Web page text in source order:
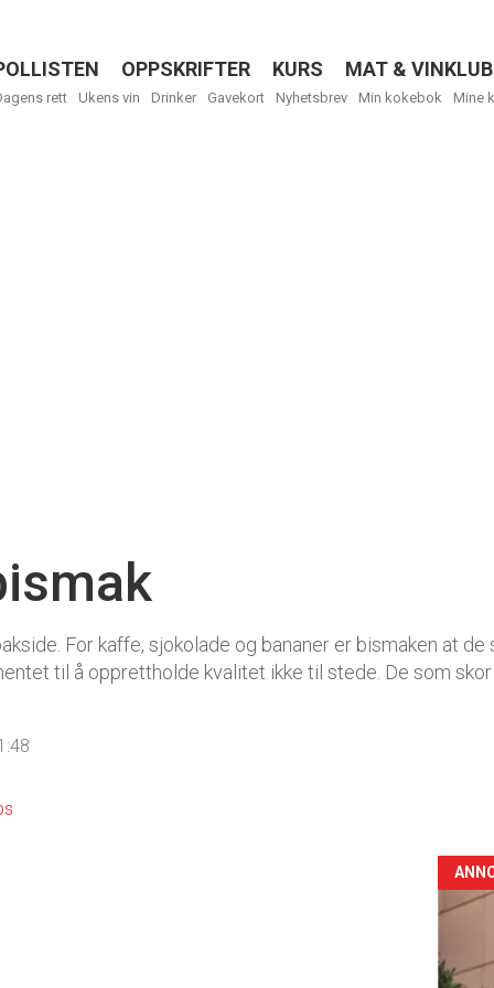
OPPSKRIFTER KURS MAT &
rett Ukens vin Drinker Gavekort Nyhetsbrev Min kokebok Mine
For kaffe, sjokolade og bananer er bismaken at de
til å opprettholde kvalitet ikke til stede. De som